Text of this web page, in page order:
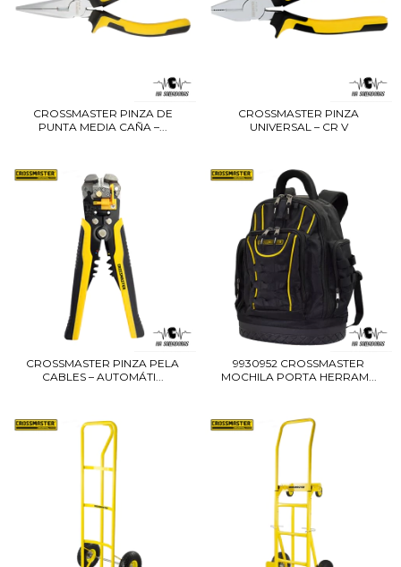
CROSSMASTER PINZA DE
PUNTA MEDIA CAÑA –...
CROSSMASTER PINZA
UNIVERSAL – CR V
CROSSMASTER PINZA PELA
CABLES – AUTOMÁTI...
9930952 CROSSMASTER
MOCHILA PORTA HERRAM...